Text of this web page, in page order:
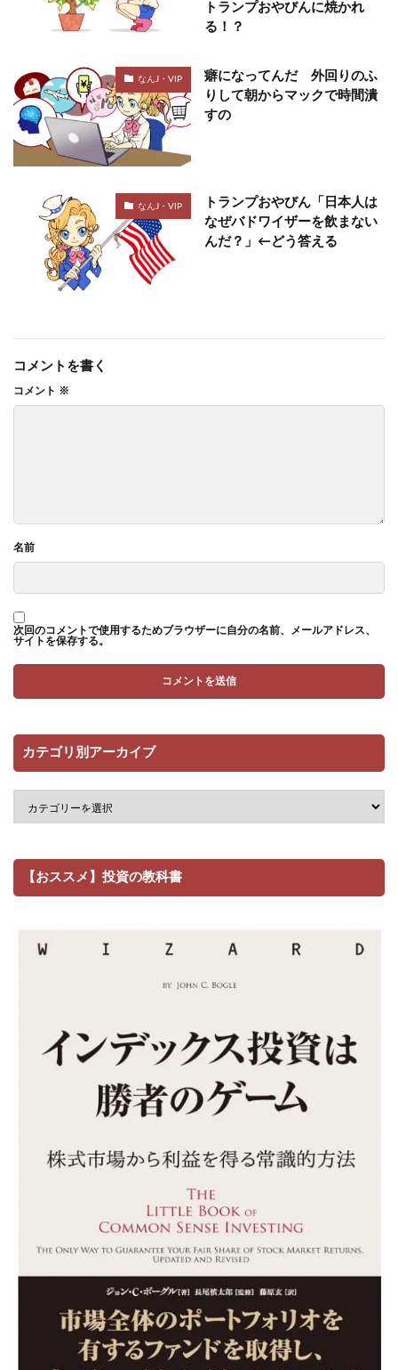
トランプおやびんに焼かれ
る！？
なんJ・VIP
癖になってんだ 外回りのふ
りして朝からマックで時間潰
すの
なんJ・VIP
トランプおやびん「日本人は
なぜバドワイザーを飲まない
んだ？」←どう答える
コメントを書く
コメント ※
名前
次回のコメントで使用するためブラウザーに自分の名前、メールアドレス、
サイトを保存する。
カテゴリ別アーカイブ
【おススメ】投資の教科書